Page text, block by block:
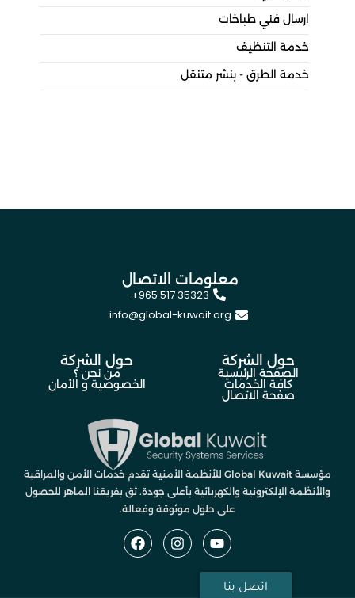
ارسال فني طباخات
خدمة التنظيف
خدمة الطرق - بنشر متنقل
اتصل بنا
معلومات الاتصال
+965 517 35323
info@global-kuwait.org
حول الشركة
الصفحة الرئيسية
كافة الخدمات
صفحة الاتصال
حول الشركة
من نحن ؟
الخصوصية و الأمان
مؤسسة Global Kuwait للأنظمة الأمنية تقدم خدمات الأمن والمراقبة
والأنظمة الإلكترونية والكهربائية بأعلى جودة. ثق بفريقنا الماهر للحصول
على حلول موثوقة وفعالة.